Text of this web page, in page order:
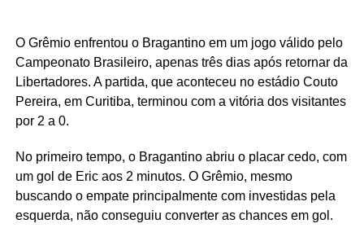
O Grêmio enfrentou o Bragantino em um jogo válido pelo
Campeonato Brasileiro, apenas três dias após retornar da
Libertadores. A partida, que aconteceu no estádio Couto
Pereira, em Curitiba, terminou com a vitória dos visitantes
por 2 a 0.
No primeiro tempo, o Bragantino abriu o placar cedo, com
um gol de Eric aos 2 minutos. O Grêmio, mesmo
buscando o empate principalmente com investidas pela
esquerda, não conseguiu converter as chances em gol.